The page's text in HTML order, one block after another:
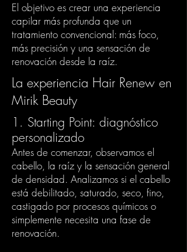
El objetivo es crear una experiencia
capilar más profunda que un
tratamiento convencional: más foco,
más precisión y una sensación de
renovación desde la raíz.
La experiencia Hair Renew en
Mirik Beauty
1. Starting Point: diagnóstico
personalizado
Antes de comenzar, observamos el
cabello, la raíz y la sensación general
de densidad. Analizamos si el cabello
está debilitado, saturado, seco, fino,
castigado por procesos químicos o
simplemente necesita una fase de
renovación.